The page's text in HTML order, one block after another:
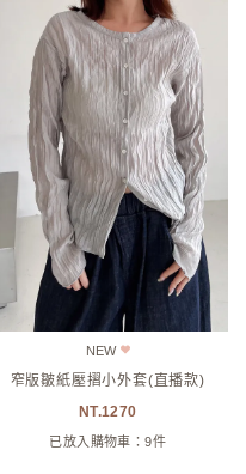
NEW
窄版皺紙壓摺小外套(直播款)
1270
已放入購物車：9件